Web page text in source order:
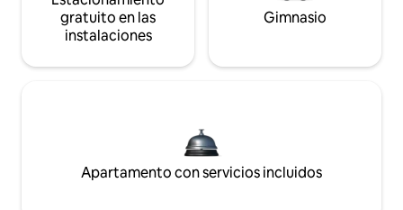
gratuito en las
instalaciones
Gimnasio
Apartamento con servicios incluidos